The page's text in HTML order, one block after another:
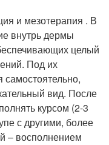
и мезотерапия . В
внутрь дермы
целый
Под их
самостоятельно,
вид. После
курсом (2-3
с другими, более
– восполнением